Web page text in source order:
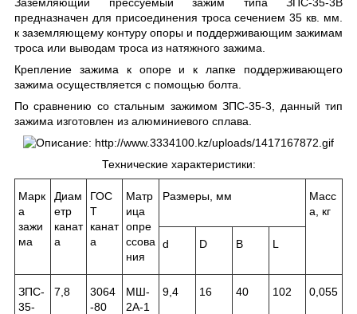
предназначен для присоединения троса сечением 35 кв. мм.
к заземляющему контуру опоры и поддерживающим зажимам
троса или выводам троса из натяжного зажима.
Крепление зажима к опоре и к лапке поддерживающего
зажима осуществляется с помощью болта.
По сравнению со стальным зажимом ЗПС-35-3, данный тип
зажима изготовлен из алюминиевого сплава.
Технические характеристики:
Марк
а
зажи
ма
Диам
етр
канат
а
ГОС
Т
канат
а
Матр
ица
опре
ссова
ния
Размеры, мм
Масс
а, кг
d D B L
ЗПС-
35-
7,8
3064
-80
МШ-
2А-1
9,4 16 40 102 0,055